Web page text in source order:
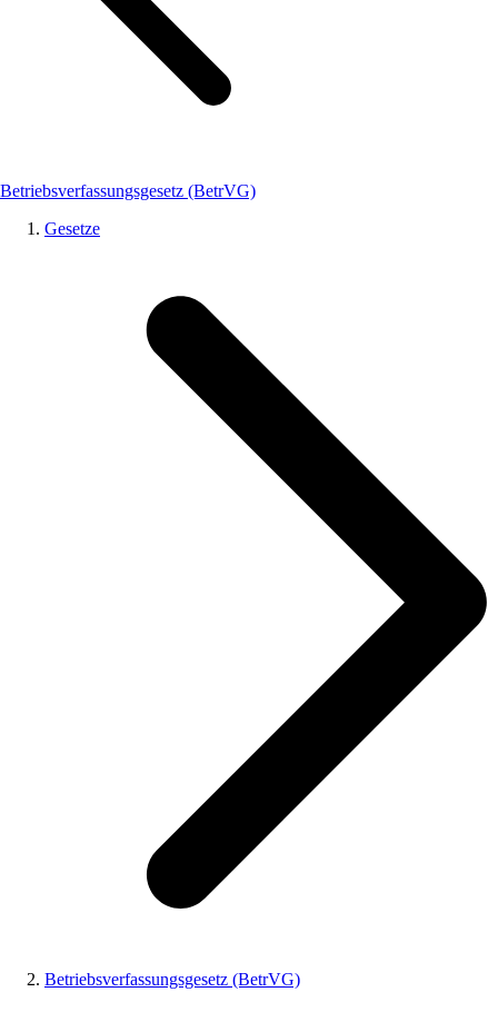
Betriebsverfassungsgesetz (BetrVG)
Gesetze
Betriebsverfassungsgesetz (BetrVG)